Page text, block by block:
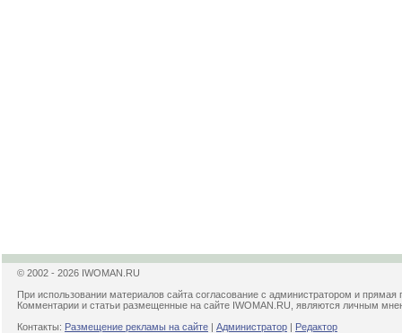
© 2002 - 2026 IWOMAN.RU
При использовании материалов сайта согласование с администратором и прямая
Комментарии и статьи размещенные на сайте IWOMAN.RU, являются личным
Контакты: Размещение рекламы на сайте | Администратор | Редактор